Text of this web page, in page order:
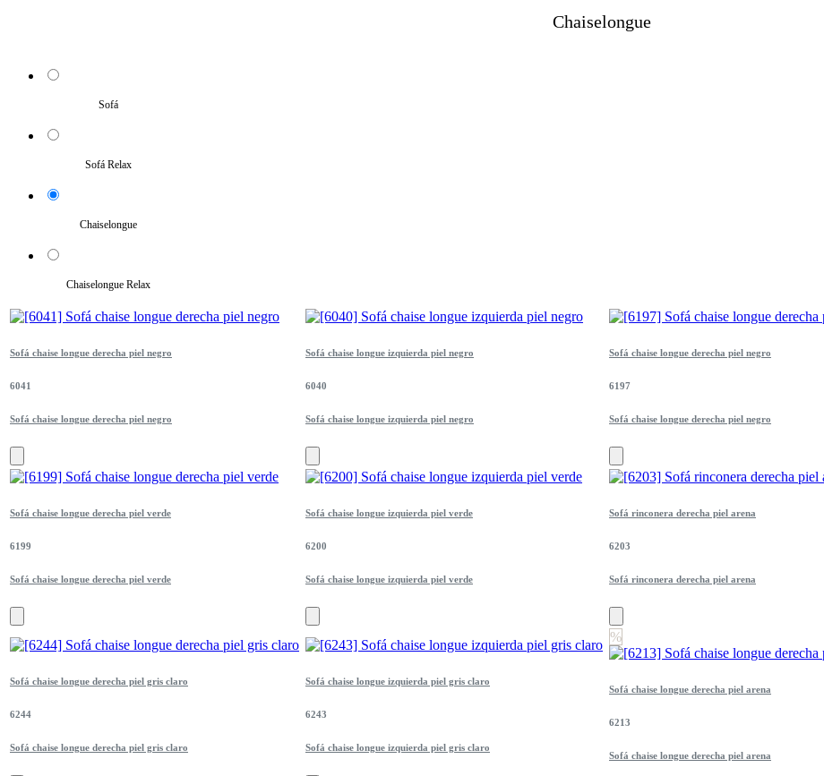
Chaiselongue
Sofá
Sofá Relax
Chaiselongue
Chaiselongue Relax
Sofá chaise longue derecha piel negro
6041
Sofá chaise longue derecha piel negro
Sofá chaise longue izquierda piel negro
6040
Sofá chaise longue izquierda piel negro
Sofá chaise longue derecha piel negro
6197
Sofá chaise longue derecha piel negro
Sofá chaise longue derecha piel verde
6199
Sofá chaise longue derecha piel verde
Sofá chaise longue izquierda piel verde
6200
Sofá chaise longue izquierda piel verde
Sofá rinconera derecha piel arena
6203
Sofá rinconera derecha piel arena
Sofá chaise longue derecha piel gris claro
6244
Sofá chaise longue derecha piel gris claro
Sofá chaise longue izquierda piel gris claro
6243
Sofá chaise longue izquierda piel gris claro
%
Sofá chaise longue derecha piel arena
6213
Sofá chaise longue derecha piel arena